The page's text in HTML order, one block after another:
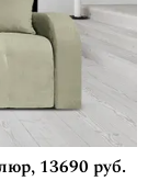
13690 руб.